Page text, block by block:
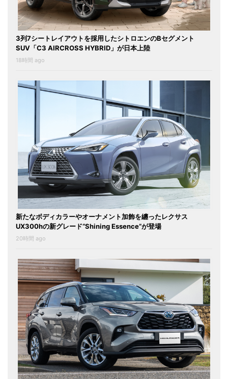
3列7シートレイアウトを採用したシトロエンのBセグメント
SUV「C3 AIRCROSS HYBRID」が日本上陸
18時間 ago
新たなボディカラーやオーナメント加飾を纏ったレクサス
UX300hの新グレード“Shining Essence”が登場
20時間 ago